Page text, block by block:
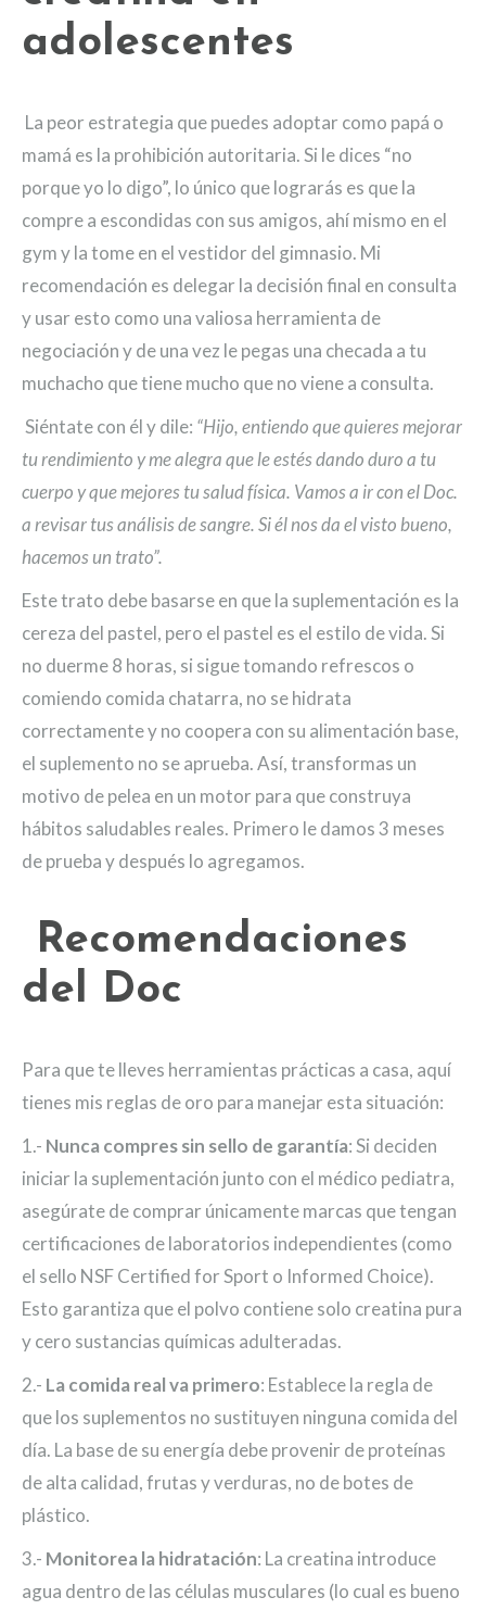
adolescentes
La peor estrategia que puedes adoptar como papá o
mamá es la prohibición autoritaria. Si le dices “no
porque yo lo digo”, lo único que lograrás es que la
compre a escondidas con sus amigos, ahí mismo en el
gym y la tome en el vestidor del gimnasio. Mi
recomendación es delegar la decisión final en consulta
y usar esto como una valiosa herramienta de
negociación y de una vez le pegas una checada a tu
muchacho que tiene mucho que no viene a consulta.
Siéntate con él y dile: “Hijo, entiendo que quieres mejorar
tu rendimiento y me alegra que le estés dando duro a tu
cuerpo y que mejores tu salud física. Vamos a ir con el Doc.
a revisar tus análisis de sangre. Si él nos da el visto bueno,
hacemos un trato”.
Este trato debe basarse en que la suplementación es la
cereza del pastel, pero el pastel es el estilo de vida. Si
no duerme 8 horas, si sigue tomando refrescos o
comiendo comida chatarra, no se hidrata
correctamente y no coopera con su alimentación base,
el suplemento no se aprueba. Así, transformas un
motivo de pelea en un motor para que construya
hábitos saludables reales. Primero le damos 3 meses
de prueba y después lo agregamos.
Recomendaciones
del Doc
Para que te lleves herramientas prácticas a casa, aquí
tienes mis reglas de oro para manejar esta situación:
1.- Nunca compres sin sello de garantía: Si deciden
iniciar la suplementación junto con el médico pediatra,
asegúrate de comprar únicamente marcas que tengan
certificaciones de laboratorios independientes (como
el sello NSF Certified for Sport o Informed Choice).
Esto garantiza que el polvo contiene solo creatina pura
y cero sustancias químicas adulteradas.
2.- La comida real va primero: Establece la regla de
que los suplementos no sustituyen ninguna comida del
día. La base de su energía debe provenir de proteínas
de alta calidad, frutas y verduras, no de botes de
plástico.
3.- Monitorea la hidratación: La creatina introduce
agua dentro de las células musculares (lo cual es bueno